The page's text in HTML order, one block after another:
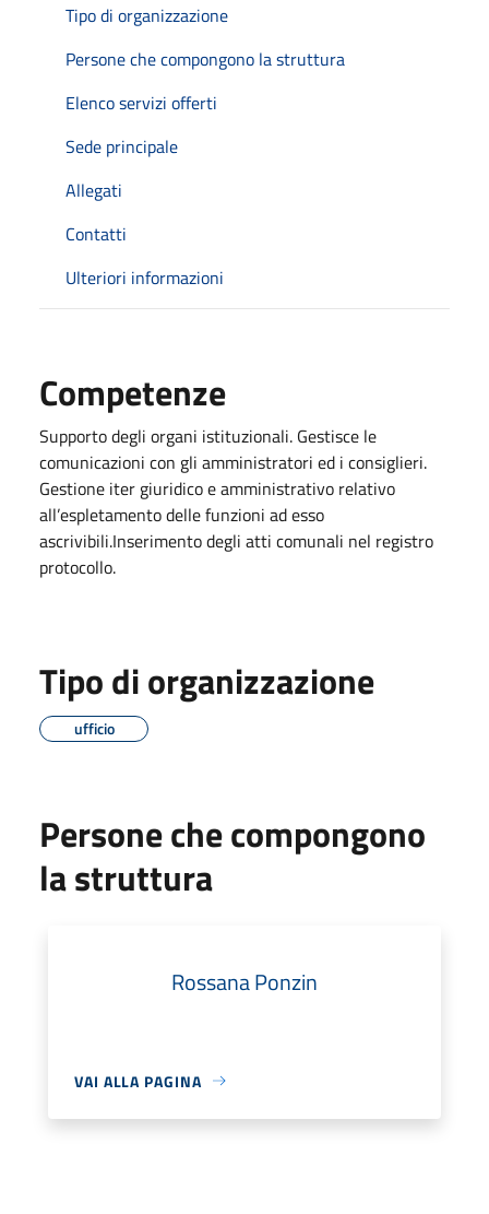
Tipo di organizzazione
Persone che compongono la struttura
Elenco servizi offerti
Sede principale
Allegati
Contatti
Ulteriori informazioni
Competenze
Supporto degli organi istituzionali. Gestisce le
comunicazioni con gli amministratori ed i consiglieri.
Gestione iter giuridico e amministrativo relativo
all’espletamento delle funzioni ad esso
ascrivibili.Inserimento degli atti comunali nel registro
protocollo.
Tipo di organizzazione
ufficio
Persone che compongono
la struttura
Rossana Ponzin
VAI ALLA PAGINA